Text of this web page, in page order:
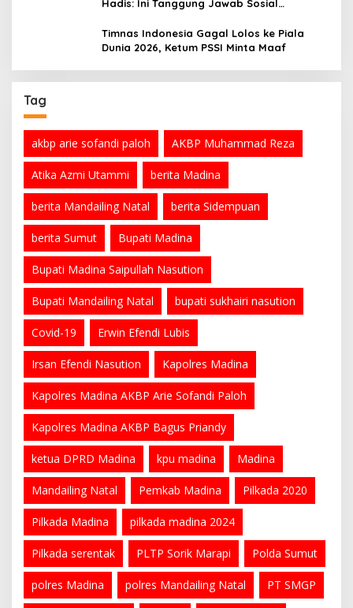
Hadis: Ini Tanggung Jawab Sosial
Timnas Indonesia Gagal Lolos ke Piala
Dunia 2026, Ketum PSSI Minta Maaf
Tag
akbp arie sofandi paloh AKBP Muhammad Reza
Atika Azmi Utammi berita Madina
berita Mandailing Natal berita Sidempuan
berita Sumut Bupati Madina
Bupati Madina Saipullah Nasution
Bupati Mandailing Natal bupati sukhairi nasution
Covid-19 Erwin Efendi Lubis
Irsan Efendi Nasution Kapolres Madina
Kapolres Madina AKBP Arie Sofandi Paloh
Kapolres Madina AKBP Bagus Priandy
ketua DPRD Madina kpu madina Madina
Mandailing Natal Pemkab Madina Pilkada 2020
Pilkada Madina pilkada madina 2024
Pilkada serentak PLTP Sorik Marapi Polda Sumut
polres Madina polres Mandailing Natal PT SMGP